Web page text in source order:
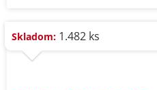
Skladom: 1.482 ks